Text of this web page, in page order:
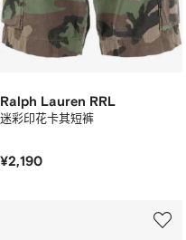
Ralph Lauren RRL
迷彩印花卡其短裤
¥2,190